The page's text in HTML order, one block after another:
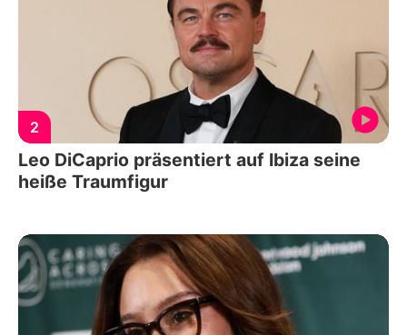
2
Leo DiCaprio präsentiert auf Ibiza seine
heiße Traumfigur